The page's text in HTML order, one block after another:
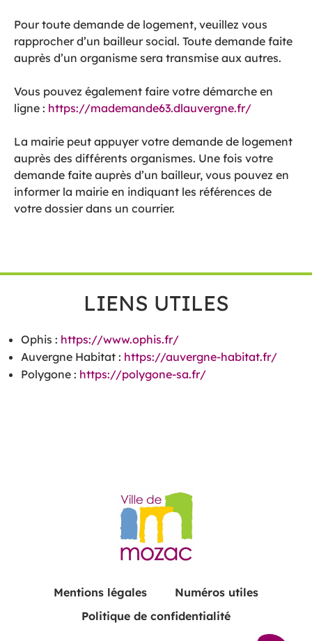
Pour toute demande de logement, veuillez vous
rapprocher d’un bailleur social. Toute demande faite
auprès d’un organisme sera transmise aux autres.
Vous pouvez également faire votre démarche en
ligne : https://mademande63.dlauvergne.fr/
La mairie peut appuyer votre demande de logement
auprès des différents organismes. Une fois votre
demande faite auprès d’un bailleur, vous pouvez en
informer la mairie en indiquant les références de
votre dossier dans un courrier.
LIENS UTILES
Ophis : https://www.ophis.fr/
Auvergne Habitat : https://auvergne-habitat.fr/
Polygone : https://polygone-sa.fr/
Mentions légales
Numéros utiles
Politique de confidentialité